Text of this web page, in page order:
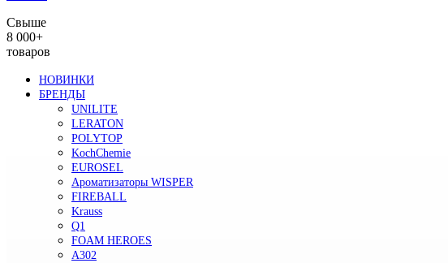
Свыше
8 000+
товаров
НОВИНКИ
БРЕНДЫ
UNILITE
LERATON
POLYTOP
KochChemie
EUROSEL
Ароматизаторы WISPER
FIREBALL
Krauss
Q1
FOAM HEROES
A302